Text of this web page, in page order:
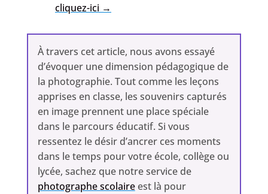
cliquez-ici →
À travers cet article, nous avons essayé
d’évoquer une dimension pédagogique de
la photographie. Tout comme les leçons
apprises en classe, les souvenirs capturés
en image prennent une place spéciale
dans le parcours éducatif. Si vous
ressentez le désir d’ancrer ces moments
dans le temps pour votre école, collège ou
lycée, sachez que notre service de
photographe scolaireest là pour